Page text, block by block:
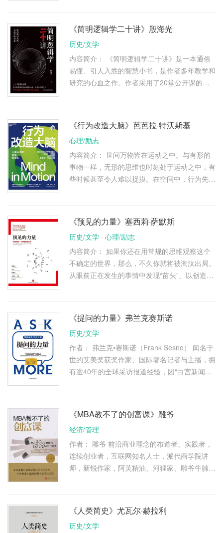
《简明逻辑学二十讲》殷海光
历史/文学
内容简介： 《简明逻辑学二十讲》是一本通俗
易懂、引人入胜的智慧小书，是作者多年教学和
研究的心血之作。作者采用了20堂公开课的形
《行为改造大脑》芭芭拉·特沃斯基
心理/励志
内容简介： 世间万物皆在运动之中。与有形的
事物一样，无形的思维也时刻处于运动之中，有
些时候甚至令人难以捉摸。在空间中，行为先于
《预见的力量》塞西莉·萨默斯
历史/文学 · 心理/励志
内容简介： 如果你还在用常规的思维观察这个
不确定的世界，那么，不久你就将被淘汰出局。
从眼前正在发生的事情中发现“苗头”、以创造性
《提问的力量》弗兰克赛斯诺
历史/文学
作者： 弗兰克•赛斯诺（Frank Sesno） 闻名于
世的艾美奖获奖作家、国际著名记者与主播，拥
有逾40年的全球采访报道经验，因“白宫新闻记
《MBA教不了的创富课》雕爷
经济/管理
作者： 雕爷 前沿商业理念的布道者、实践者，
连续创业者，互联网知名人士，派代商学院讲
师，新锐作家，阿芙精油、河狸家、雕爷牛腩、
《人类简史》尤瓦尔·赫拉利
历史/文学